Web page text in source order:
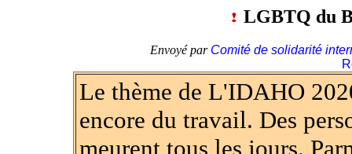
LGBTQ du
Envoyé par Comité de solidarité
Le thème de L'IDAHO
encore du travail. Des
meurent tous les jours.